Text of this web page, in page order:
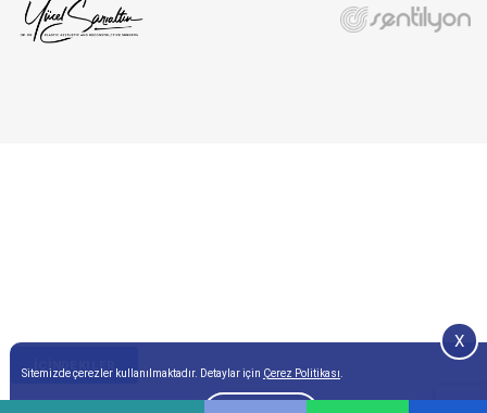
Sitemizde çerezler kullanılmaktadır. Detaylar için Çerez Politikası
X